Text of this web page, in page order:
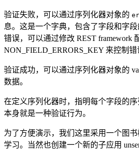
验证失败，可以通过序列化器对象的
息。这是一个字典，包含了字段和字
错误，可以通过修改 REST framework
NON_FIELD_ERRORS_KEY 来控制错
验证成功，可以通过序列化器对象的
数据。
在定义序列化器时，指明每个字段的序
本身就是一种验证行为。
为了方便演示，我们这里采用一个图
学习。当然也创建一个新的子应用